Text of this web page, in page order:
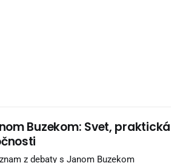
Buzekom: Svet, praktická
z debaty s Janom Buzekom